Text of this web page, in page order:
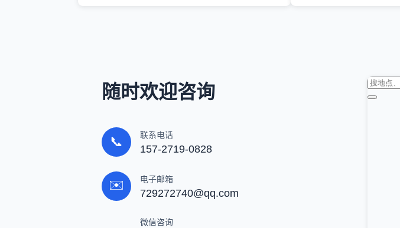
随时欢迎咨询
📞 联系电话
157-2719-0828
✉️ 电子邮箱
729272740@qq.com
微信咨询